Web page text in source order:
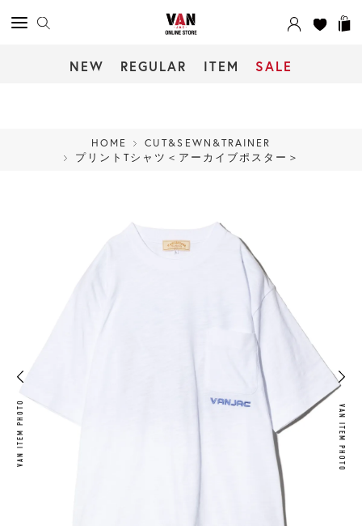
NEW REGULAR ITEM SALE
HOME
CUT&SEWN&TRAINER
プリントTシャツ＜アーカイブポスター＞
VAN ITEM PHOTO
VAN ITEM PHOTO